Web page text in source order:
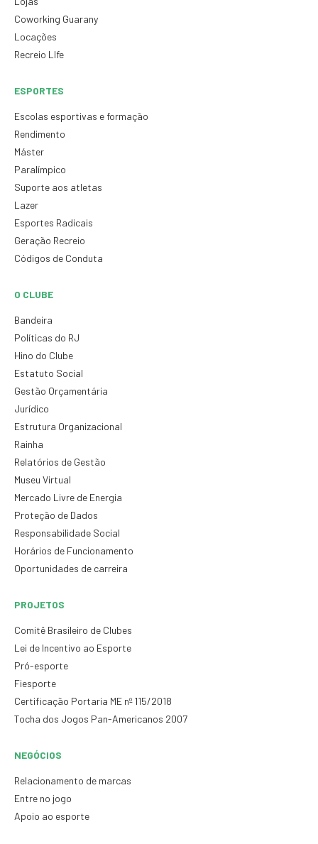
Coworking Guarany
Locações
Recreio LIfe
ESPORTES
Escolas esportivas e formação
Rendimento
Máster
Paralímpico
Suporte aos atletas
Lazer
Esportes Radicais
Geração Recreio
Códigos de Conduta
O CLUBE
Bandeira
Políticas do RJ
Hino do Clube
Estatuto Social
Gestão Orçamentária
Jurídico
Estrutura Organizacional
Rainha
Relatórios de Gestão
Museu Virtual
Mercado Livre de Energia
Proteção de Dados
Responsabilidade Social
Horários de Funcionamento
Oportunidades de carreira
PROJETOS
Comitê Brasileiro de Clubes
Lei de Incentivo ao Esporte
Pró-esporte
Fiesporte
Certificação Portaria ME nº 115/2018
Tocha dos Jogos Pan-Americanos 2007
NEGÓCIOS
Relacionamento de marcas
Entre no jogo
Apoio ao esporte